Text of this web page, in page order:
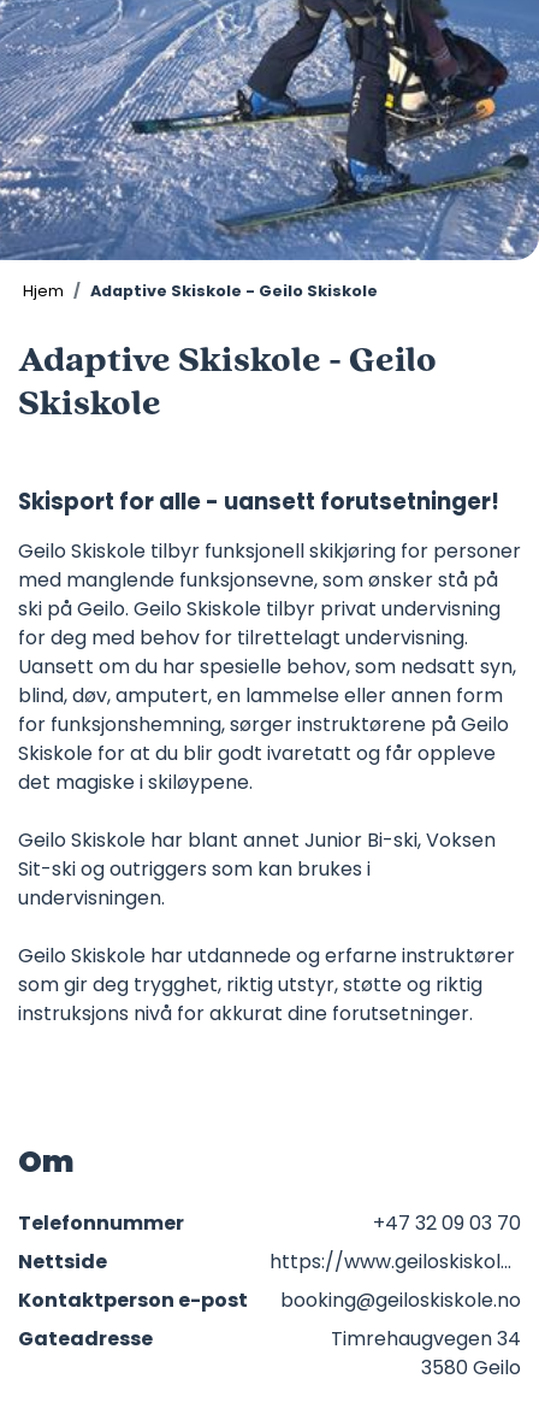
Hjem Adaptive Skiskole - Geilo Skiskole
Adaptive Skiskole - Geilo
Skiskole
Skisport for alle - uansett forutsetninger!
Geilo Skiskole tilbyr funksjonell skikjøring for personer
med manglende funksjonsevne, som ønsker stå på
ski på Geilo. Geilo Skiskole tilbyr privat undervisning
for deg med behov for tilrettelagt undervisning.
Uansett om du har spesielle behov, som nedsatt syn,
blind, døv, amputert, en lammelse eller annen form
for funksjonshemning, sørger instruktørene på Geilo
Skiskole for at du blir godt ivaretatt og får oppleve
det magiske i skiløypene.
Geilo Skiskole har blant annet Junior Bi-ski, Voksen
Sit-ski og outriggers som kan brukes i
undervisningen.
Geilo Skiskole har utdannede og erfarne instruktører
som gir deg trygghet, riktig utstyr, støtte og riktig
instruksjons nivå for akkurat dine forutsetninger.
Om
Telefonnummer
+47 32 09 03 70
Nettside
https://www.geiloskiskole.no
Kontaktperson e-post
booking@geiloskiskole.no
Gateadresse
Timrehaugvegen 34
3580 Geilo